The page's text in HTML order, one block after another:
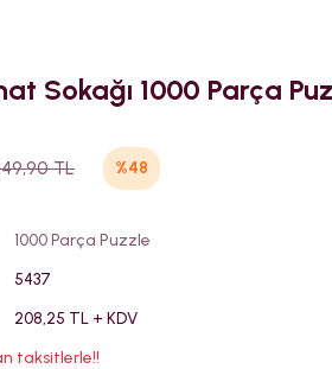
Sokağı 1000 Parça
TL %48
1000 Parça Puzzle
5437
208,25 TL + KDV
taksitlerle!!